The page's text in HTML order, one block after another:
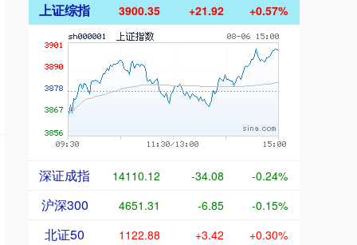
上证综指 3900.35 +21.92 +0.57%
深证成指 14110.12 -34.08 -0.24%
沪深300 4651.31 -6.85 -0.15%
北证50 1122.88 +3.42 +0.30%